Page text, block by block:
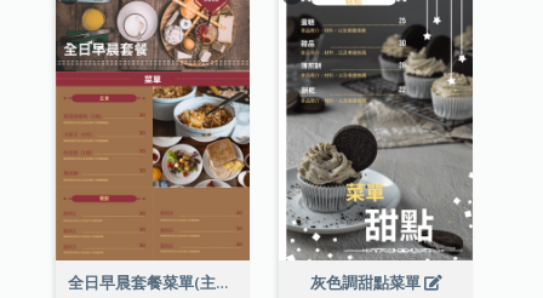
全日早晨套餐菜單(主食及餐飲) 灰色調甜點菜單